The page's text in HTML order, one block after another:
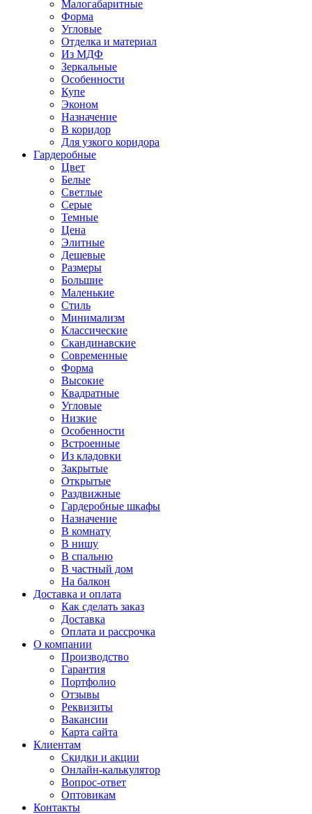
Малогабаритные
Форма
Угловые
Отделка и материал
Из МДФ
Зеркальные
Особенности
Купе
Эконом
Назначение
В коридор
Для узкого коридора
Гардеробные
Цвет
Белые
Светлые
Серые
Темные
Цена
Элитные
Дешевые
Размеры
Большие
Маленькие
Стиль
Минимализм
Классические
Скандинавские
Современные
Форма
Высокие
Квадратные
Угловые
Низкие
Особенности
Встроенные
Из кладовки
Закрытые
Открытые
Раздвижные
Гардеробные шкафы
Назначение
В комнату
В нишу
В спальню
В частный дом
На балкон
Доставка и оплата
Как сделать заказ
Доставка
Оплата и рассрочка
О компании
Производство
Гарантия
Портфолио
Отзывы
Реквизиты
Вакансии
Карта сайта
Клиентам
Скидки и акции
Онлайн-калькулятор
Вопрос-ответ
Оптовикам
Контакты